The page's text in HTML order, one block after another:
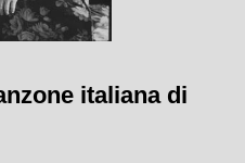
italiana di